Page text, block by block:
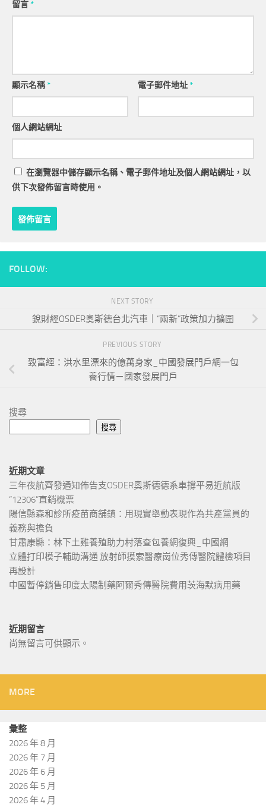
留言*
顯示名稱* 電子郵件地址*
個人網站網址
在瀏覽器中儲存顯示名稱、電子郵件地址及個人網站網址，以
供下次發佈留言時使用。
FOLLOW:
NEXT STORY
銳財經OSDER奧斯德台北汽車｜“兩新”政策加力擴圍
PREVIOUS STORY
致富經：洪水里漂來的億萬身家_中國發展門戶網一包
養行情－國家發展門戶
搜尋
搜尋
近期文章
三年夜航齊發通知佈告支OSDER奧斯德德系車撐平易近航版
“12306”直銷機票
陽信縣森和診所疫苗商舖鎮：用現實舉動表現作為共產黨員的
義務與擔負
甘肅康縣：林下土雞養殖助力村落查包養網復興_中國網
立體打印模子輔助溝通 放射師摸索醫療崗位秀傳醫院體檢項目
再設計
中國暫停銷售印度太陽制藥阿爾秀傳醫院費用茨海默病用藥
近期留言
尚無留言可供顯示。
MORE
彙整
2026 年 8 月
2026 年 7 月
2026 年 6 月
2026 年 5 月
2026 年 4 月